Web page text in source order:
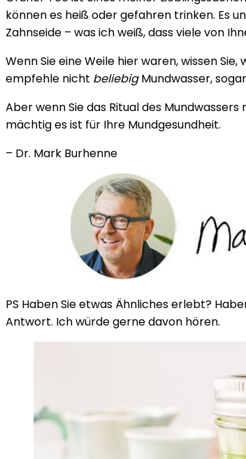
können es heiß oder gefahren trinken. Es
Zahnseide – was ich weiß, dass viele von
Wenn Sie eine Weile hier waren, wissen
empfehle nicht beliebigMundwasser,
Aber wenn Sie das Ritual des
mächtig es ist für Ihre Mundgesundheit.
– Dr. Mark Burhenne
PS Haben Sie etwas Ähnliches erlebt?
Antwort. Ich würde gerne davon hören.